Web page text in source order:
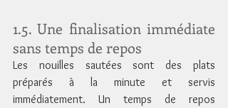
1.5. Une finalisation immédiate
sans temps de repos
Les nouilles sautées sont des plats
préparés à la minute et servis
immédiatement. Un temps de repos